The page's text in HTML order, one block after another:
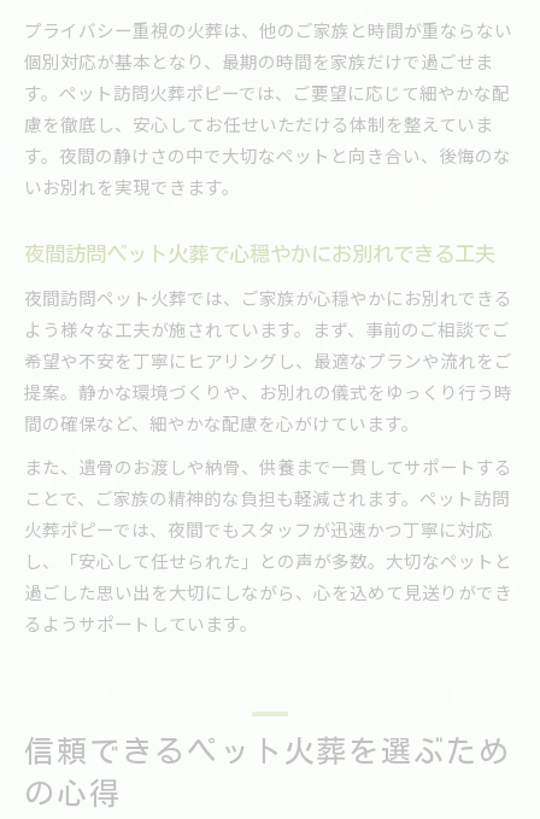
プライバシー重視の火葬は、他のご家族と時間が重ならない
個別対応が基本となり、最期の時間を家族だけで過ごせま
す。ペット訪問火葬ポピーでは、ご要望に応じて細やかな配
慮を徹底し、安心してお任せいただける体制を整えていま
す。夜間の静けさの中で大切なペットと向き合い、後悔のな
いお別れを実現できます。
夜間訪問ペット火葬で心穏やかにお別れできる工夫
夜間訪問ペット火葬では、ご家族が心穏やかにお別れできる
よう様々な工夫が施されています。まず、事前のご相談でご
希望や不安を丁寧にヒアリングし、最適なプランや流れをご
提案。静かな環境づくりや、お別れの儀式をゆっくり行う時
間の確保など、細やかな配慮を心がけています。
また、遺骨のお渡しや納骨、供養まで一貫してサポートする
ことで、ご家族の精神的な負担も軽減されます。ペット訪問
火葬ポピーでは、夜間でもスタッフが迅速かつ丁寧に対応
し、「安心して任せられた」との声が多数。大切なペットと
過ごした思い出を大切にしながら、心を込めて見送りができ
るようサポートしています。
信頼できるペット火葬を選ぶため
の心得